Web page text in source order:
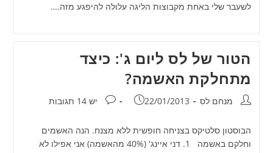
לשעבר שלי באחת מקבוצות הליגה עלולה להיפגע מזה.…
הטור של לס ליום ג': כיצד
מתחלקת האשמה?
מחבר:מנחם לס פורסם:
22/01/2013 תגובות:
יש 14 תגובות
הבוסטון סלטיקס בצניחה חופשית ללא מצנח. הנה האשמים
וחלקם באשמה 1. דני איינג' (40% מהאשמה) אני אפילו לא